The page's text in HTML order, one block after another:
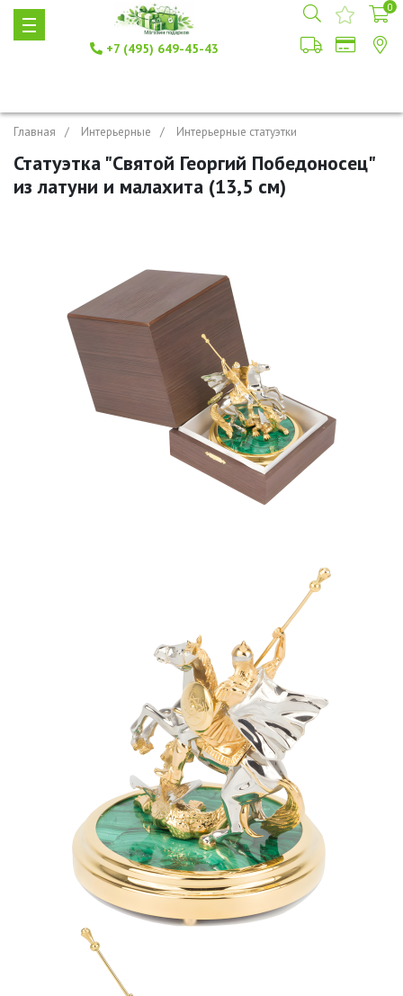
+7 (495) 649-45-43
0
Главная Интерьерные Интерьерные статуэтки
Статуэтка "Святой Георгий Победоносец"
из латуни и малахита (13,5 см)